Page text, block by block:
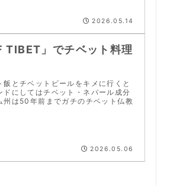
2026.05.14
TIBET」でチベット料理
とチベットビールをキメに行くと
にしてはチベット・ネパール成分
は50年前までガチのチベット仏教
2026.05.06